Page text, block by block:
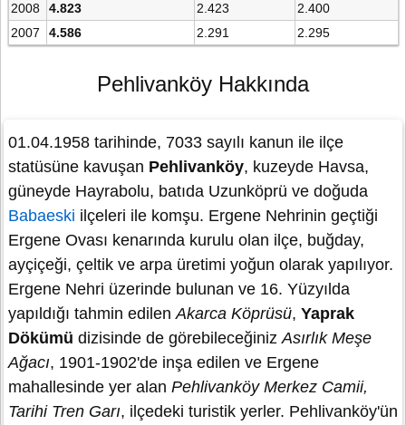
2008
4.823 2.423
2.400
2007
4.586 2.291 2.295
Pehlivanköy Hakkında
01.04.1958 tarihinde, 7033 sayılı kanun ile ilçe
statüsüne kavuşan Pehlivanköy, kuzeyde Havsa,
güneyde Hayrabolu, batıda Uzunköprü ve doğuda
Babaeski ilçeleri ile komşu. Ergene Nehrinin geçtiği
Ergene Ovası kenarında kurulu olan ilçe, buğday,
ayçiçeği, çeltik ve arpa üretimi yoğun olarak yapılıyor.
Ergene Nehri üzerinde bulunan ve 16. Yüzyılda
yapıldığı tahmin edilenAkarca Köprüsü, Yaprak
Dökümü dizisinde de görebileceğinizAsırlık Meşe
Ağacı, 1901-1902'de inşa edilen ve Ergene
mahallesinde yer alan Pehlivanköy Merkez Camii,
Tarihi Tren Garı, ilçedeki turistik yerler. Pehlivanköy'ün